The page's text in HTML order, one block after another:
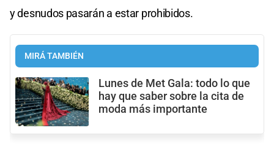
y desnudos pasarán a estar prohibidos.
MIRÁ TAMBIÉN
Lunes de Met Gala: todo lo que
hay que saber sobre la cita de
moda más importante